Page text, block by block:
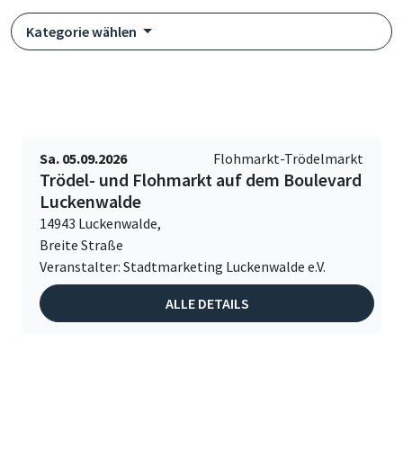
Kategorie wählen
Sa. 05.09.2026 Flohmarkt-Trödelmarkt
Trödel- und Flohmarkt auf dem Boulevard
Luckenwalde
14943 Luckenwalde,
Breite Straße
Veranstalter: Stadtmarketing Luckenwalde e.V.
ALLE DETAILS